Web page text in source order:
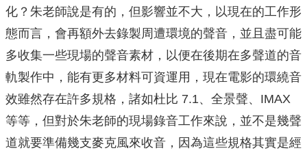
化？朱老師說是有的，但影響並不大，以現在的工作形
態而言，會再額外去錄製周遭環境的聲音，並且盡可能
多收集一些現場的聲音素材，以便在後期在多聲道的音
軌製作中，能有更多材料可資運用，現在電影的環繞音
效雖然存在許多規格，諸如杜比 7.1、全景聲、IMAX
等等，但對於朱老師的現場錄音工作來說，並不是幾聲
道就要準備幾支麥克風來收音，因為這些規格其實是經